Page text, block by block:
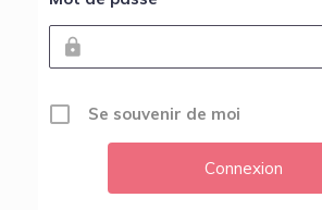
Se souvenir de moi